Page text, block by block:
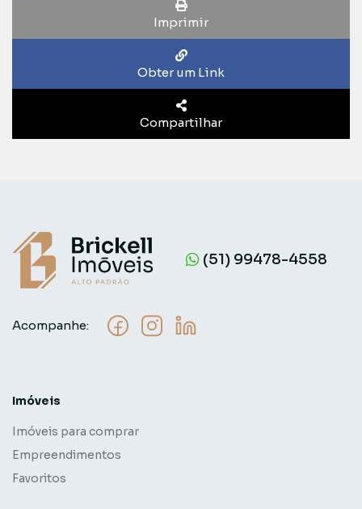
Imprimir
Obter um Link
Compartilhar
(51) 99478-4558
Acompanhe:
Imóveis
Imóveis para comprar
Empreendimentos
Favoritos